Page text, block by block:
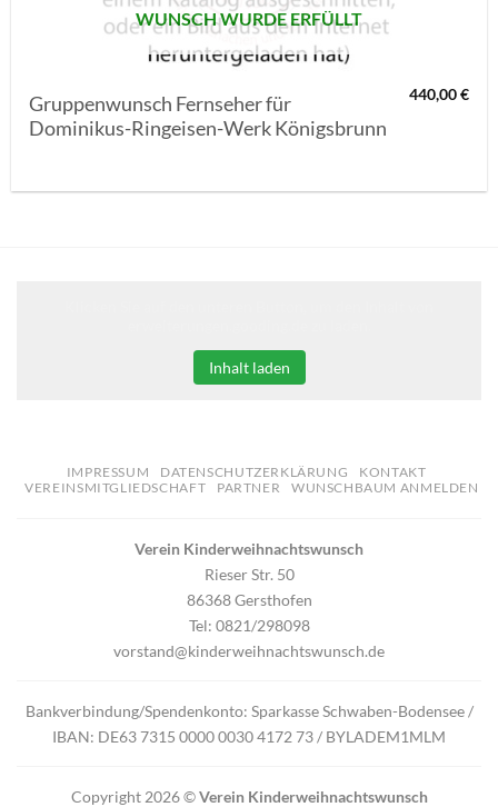
WUNSCH WURDE ERFÜLLT
Gruppenwunsch Fernseher für
Dominikus-Ringeisen-Werk Königsbrunn
440,00€
Inhalt laden
IMPRESSUM DATENSCHUTZERKLÄRUNG
KONTAKT
VEREINSMITGLIEDSCHAFT
PARTNER WUNSCHBAUM ANMELDEN
Verein Kinderweihnachtswunsch
Rieser Str. 50
86368 Gersthofen
Tel: 0821/298098
vorstand@kinderweihnachtswunsch.de
Bankverbindung/Spendenkonto: Sparkasse Schwaben-Bodensee /
IBAN: DE63 7315 0000 0030 4172 73 / BYLADEM1MLM
Copyright 2026 ©Verein Kinderweihnachtswunsch